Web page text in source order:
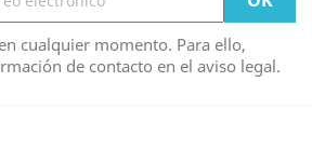
cualquier momento. Para ello,
de contacto en el aviso legal.